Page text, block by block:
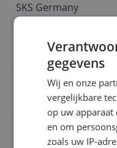
SKS Germany
Geen fabrieksgarantie
Product gewicht
eWaste
gegevens
Wij en onze
vergelijkbare
op uw apparaat
en om
zoals uw IP-